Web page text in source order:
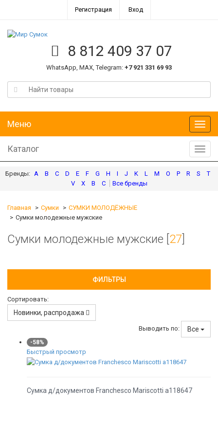
Регистрация Вход
8 812 409 37 07
WhatsApp, MAX, Telegram: +7 921 331 69 93
Меню
Меню
Каталог
A B C D E F G H I J K L M O P R S
T
V
X В С
Главная Сумки
СУМКИ МОЛОДЁЖНЫЕ
Сумки молодежные мужские
Сумки молодежные мужские [ 27
ФИЛЬТРЫ
Сортировать:
Новинки, распродажа
Выводить по: Все
-58%
Быстрый просмотр
Сумка д/документов Franchesco Mariscotti а118647